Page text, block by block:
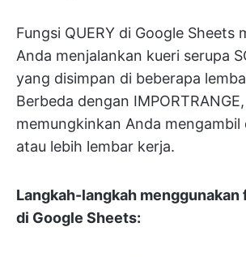
Fungsi QUERY di Google Sheets
Anda menjalankan kueri serupa
yang disimpan di beberapa
Berbeda dengan
memungkinkan Anda mengambil
atau lebih lembar kerja.
Langkah-langkah menggunakan
di Google Sheets: